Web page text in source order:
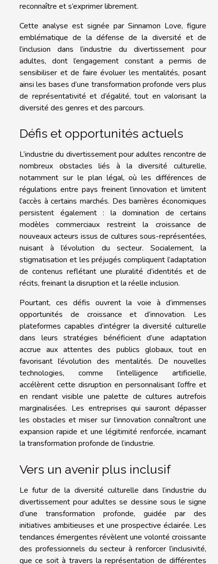
reconnaître et s’exprimer librement.
Cette analyse est signée par Sinnamon Love, figure
emblématique de la défense de la diversité et de
l’inclusion dans l’industrie du divertissement pour
adultes, dont l’engagement constant a permis de
sensibiliser et de faire évoluer les mentalités, posant
ainsi les bases d’une transformation profonde vers plus
de représentativité et d’égalité, tout en valorisant la
diversité des genres et des parcours.
Défis et opportunités actuels
L’industrie du divertissement pour adultes rencontre de
nombreux obstacles liés à la diversité culturelle,
notamment sur le plan légal, où les différences de
régulations entre pays freinent l’innovation et limitent
l’accès à certains marchés. Des barrières économiques
persistent également : la domination de certains
modèles commerciaux restreint la croissance de
nouveaux acteurs issus de cultures sous-représentées,
nuisant à l’évolution du secteur. Socialement, la
stigmatisation et les préjugés compliquent l’adaptation
de contenus reflétant une pluralité d’identités et de
récits, freinant la disruption et la réelle inclusion.
Pourtant, ces défis ouvrent la voie à d’immenses
opportunités de croissance et d’innovation. Les
plateformes capables d’intégrer la diversité culturelle
dans leurs stratégies bénéficient d’une adaptation
accrue aux attentes des publics globaux, tout en
favorisant l’évolution des mentalités. De nouvelles
technologies, comme l’intelligence artificielle,
accélèrent cette disruption en personnalisant l’offre et
en rendant visible une palette de cultures autrefois
marginalisées. Les entreprises qui sauront dépasser
les obstacles et miser sur l’innovation connaîtront une
expansion rapide et une légitimité renforcée, incarnant
la transformation profonde de l’industrie.
Vers un avenir plus inclusif
Le futur de la diversité culturelle dans l’industrie du
divertissement pour adultes se dessine sous le signe
d’une transformation profonde, guidée par des
initiatives ambitieuses et une prospective éclairée. Les
tendances émergentes révèlent une volonté croissante
des professionnels du secteur à renforcer l’inclusivité,
que ce soit à travers la représentation de différentes